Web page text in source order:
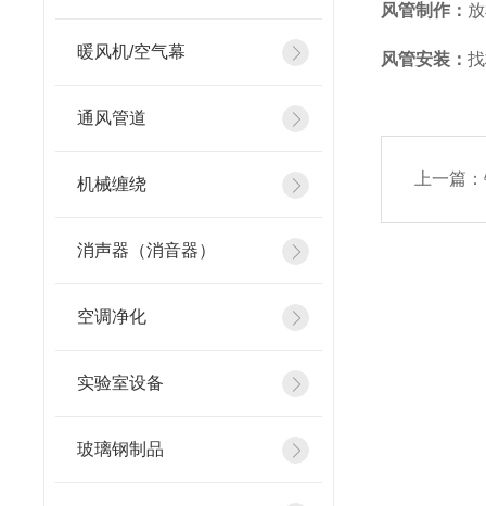
暖风机/空气幕
通风管道
机械缠绕
消声器（消音器）
空调净化
实验室设备
玻璃钢制品
风管制作：
风管安装：
上一篇：